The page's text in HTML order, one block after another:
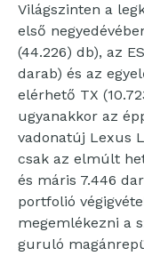
Világszinten a
első
(44.226) db), az
darab) és az
elérhető TX
ugyanakkor az
vadonatúj Lexus
csak az elmúlt
és máris 7.446
portfolió
megemlékezni a
guruló